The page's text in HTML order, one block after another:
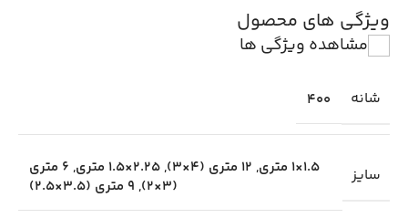
ویژگی های محصول
مشاهده ویژگی ها
شانه 400
سایز 1.5×1 متری , 12 متری (4×3) ,2.25×1.5 متری ,
6 متری
(3×2)
, 9 متری (3.5×2.5)